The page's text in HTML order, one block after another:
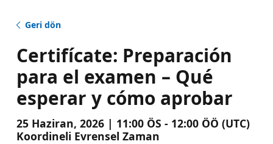
Geri dön
Certifícate: Preparación
para el examen – Qué
esperar y cómo aprobar
25 Haziran, 2026 | 11:00 ÖS - 12:00 ÖÖ (UTC)
Koordineli Evrensel Zaman